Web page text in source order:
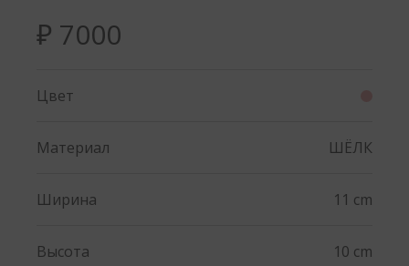
₽ 7000
Цвет
Материал ШЁЛК
Ширина 11 cm
Высота
10 cm